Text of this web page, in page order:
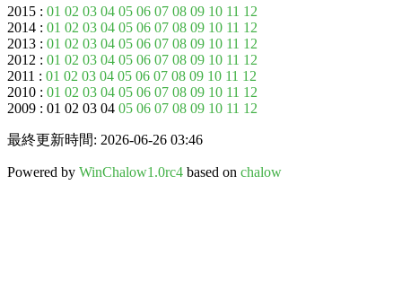
2015 : 01 02 03 04 05 06 07 08 09 10 11 12
2014 : 01 02 03 04 05 06 07 08 09 10 11 12
2013 : 01 02 03 04 05 06 07 08 09 10 11 12
2012 : 01 02 03 04 05 06 07 08 09 10 11 12
2011 : 01 02 03 04 05 06 07 08 09 10 11 12
2010 : 01 02 03 04 05 06 07 08 09 10 11 12
2009 : 01 02 03 04 05 06 07 08 09 10 11 12
最終更新時間: 2026-06-26 03:46
Powered by WinChalow1.0rc4 based on chalow